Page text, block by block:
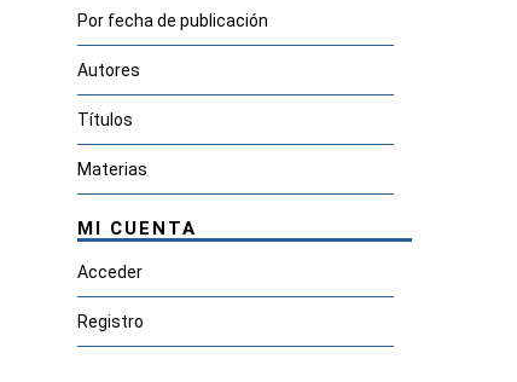
Por fecha de publicación
Autores
Títulos
Materias
MI CUENTA
Acceder
Registro